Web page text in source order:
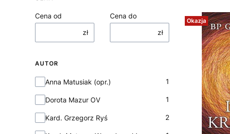
Cena od
zł
Cena do
zł
AUTOR
Autor
Anna Matusiak (opr.) 1
Dorota Mazur OV 1
Kard. Grzegorz Ryś 2
Okazja